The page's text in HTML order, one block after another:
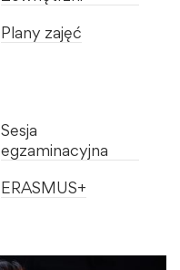
Plany zajęć
Sesja
egzaminacyjna
ERASMUS+